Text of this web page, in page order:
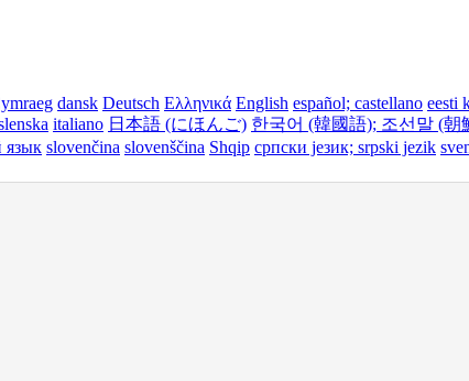
dansk Deutsch Ελληνικά English español; castellano eesti
italiano 日本語 (にほんご) 한국어 (韓國語); 조선말 (朝
язык slovenčina slovenščina Shqip српски језик; srpski jezik